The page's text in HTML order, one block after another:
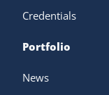
Credentials
Portfolio
News